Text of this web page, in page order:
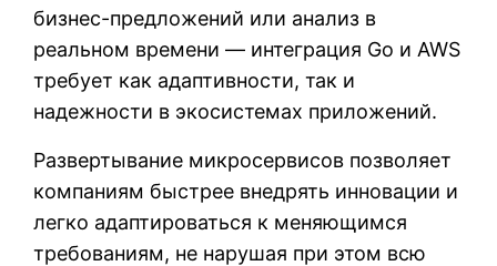
бизнес-предложений или анализ в
реальном времени — интеграция Go и AWS
требует как адаптивности, так и
надежности в экосистемах приложений.
Развертывание микросервисов позволяет
компаниям быстрее внедрять инновации и
легко адаптироваться к меняющимся
требованиям, не нарушая при этом всю